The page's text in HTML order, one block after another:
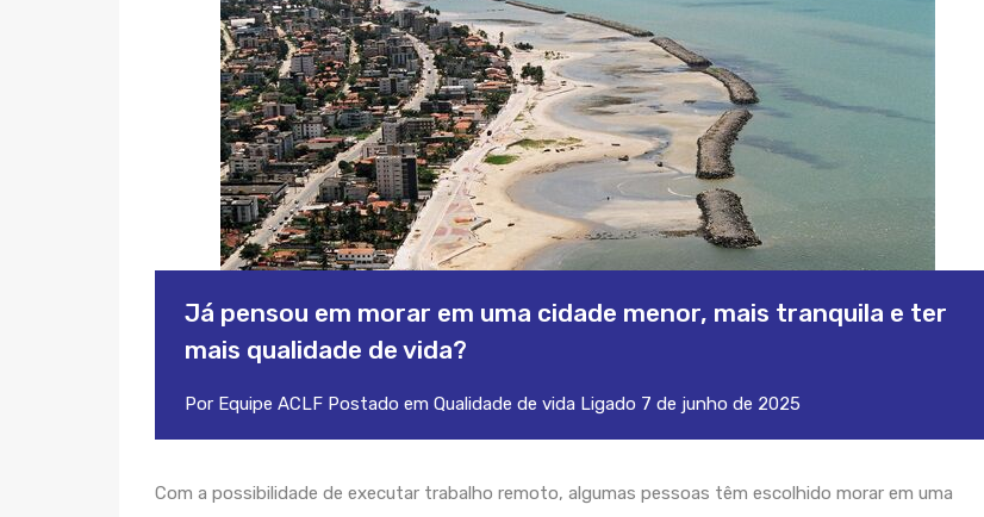
Já pensou em morar em uma cidade menor, mais tranquila e ter
mais qualidade de vida?
Por Equipe ACLF Postado em Qualidade de vida Ligado 7 de junho de 2025
Com a possibilidade de executar trabalho remoto, algumas pessoas têm escolhido morar em uma